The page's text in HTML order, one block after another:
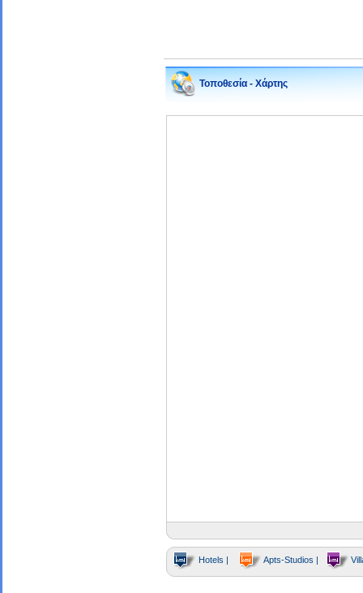
Τοποθεσία - Χάρτης
Hotels | Apts-Studios |